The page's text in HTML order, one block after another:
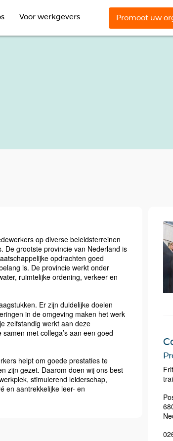
Voor werkgevers Promoot uw
op diverse beleidsterreinen
De grootste provincie van Nederland is
opdrachten goed
is. De provincie werkt onder
ruimtelijke ordening, verkeer en
Er zijn duidelijke doelen
in de omgeving maken het werk
zelfstandig werkt aan deze
met collega’s aan een goed
helpt om goede prestaties te
zijn gezet. Daarom doen wij ons best
stimulerend leiderschap,
en aantrekkelijke leer- en